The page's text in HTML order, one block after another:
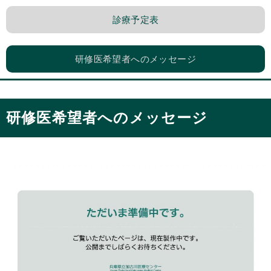
診療予定表
研修医希望者へのメッセージ
研修医希望者へのメッセージ